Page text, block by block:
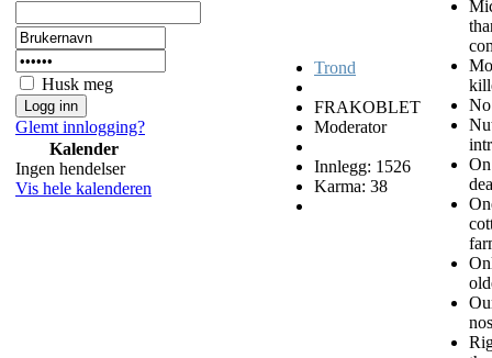
Husk meg
Glemt innlogging?
Kalender
Ingen hendelser
Vis hele kalenderen
Trond
FRAKOBLET
Moderator
Innlegg: 1526
Karma: 38